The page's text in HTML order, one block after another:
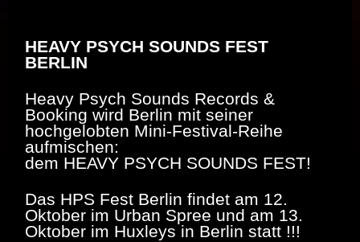
HEAVY PSYCH SOUNDS FEST
BERLIN
Heavy Psych Sounds Records &
Booking wird Berlin mit seiner
hochgelobten Mini-Festival-Reihe
aufmischen:
dem HEAVY PSYCH SOUNDS FEST!
Das HPS Fest Berlin findet am 12.
Oktober im Urban Spree und am 13.
Oktober im Huxleys in Berlin statt !!!